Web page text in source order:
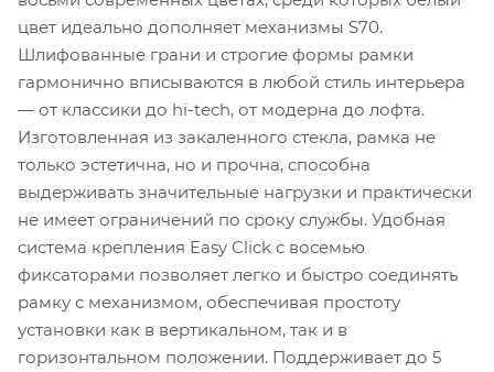
цвет идеально дополняет механизмы S70.
Шлифованные грани и строгие формы рамки
гармонично вписываются в любой стиль интерьера
— от классики до hi-tech, от модерна до лофта.
Изготовленная из закаленного стекла, рамка не
только эстетична, но и прочна, способна
выдерживать значительные нагрузки и практически
не имеет ограничений по сроку службы. Удобная
система крепления Easy Click с восемью
фиксаторами позволяет легко и быстро соединять
рамку с механизмом, обеспечивая простоту
установки как в вертикальном, так и в
горизонтальном положении. Поддерживает до 5